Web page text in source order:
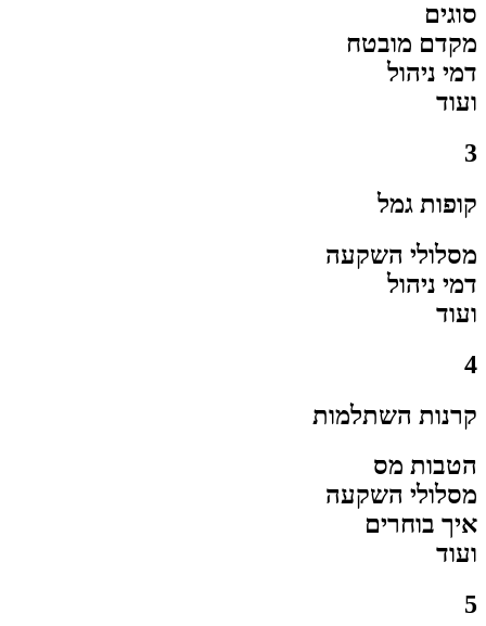
סוגים
מקדם מובטח
דמי ניהול
ועוד
3
קופות גמל
מסלולי השקעה
דמי ניהול
ועוד
4
קרנות השתלמות​
הטבות מס
מסלולי השקעה
איך בוחרים
ועוד
5